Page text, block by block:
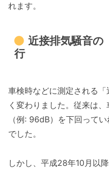
れます。
近接排気騒音の
行
車検時などに測定される
く変わりました。従来は
（例: 96dB）を下回って
でした。
しかし、平成28年10月以